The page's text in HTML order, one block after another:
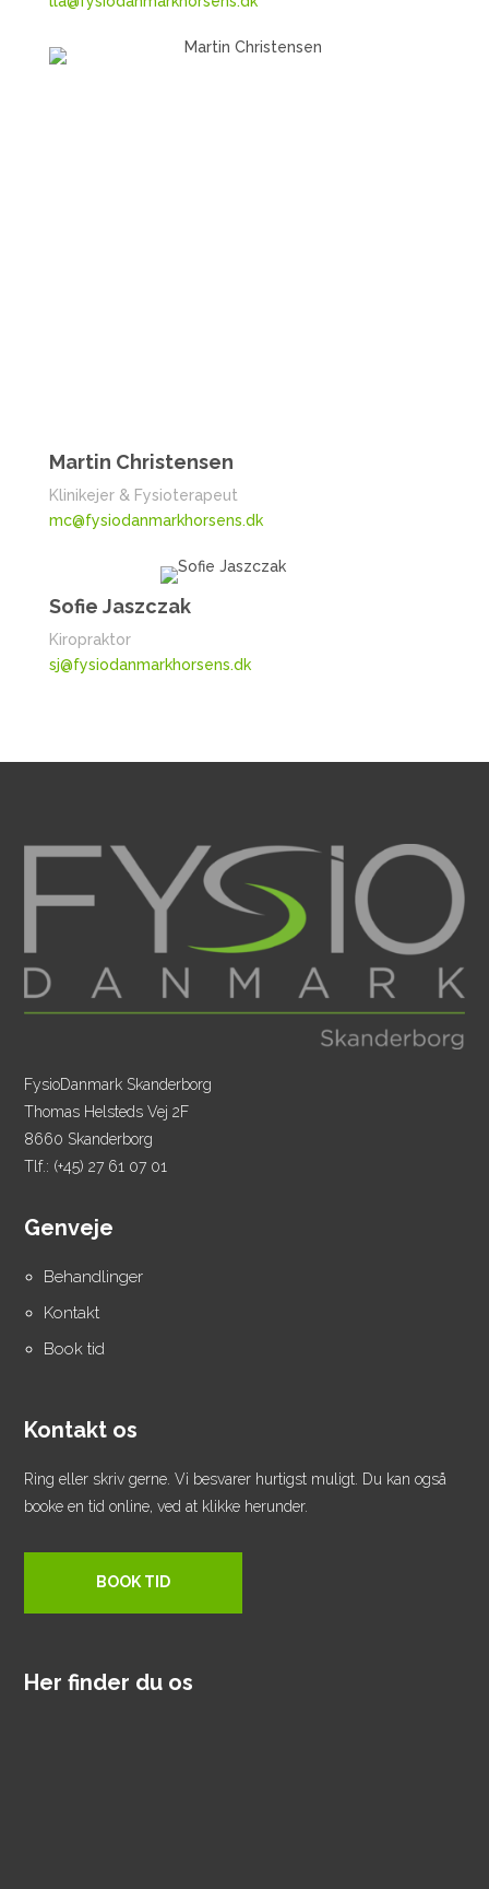
Martin Christensen
Klinikejer & Fysioterapeut
mc@fysiodanmarkhorsens.dk
Sofie Jaszczak
Kiropraktor
sj@fysiodanmarkhorsens.dk
FysioDanmark Skanderborg
Thomas Helsteds Vej 2F
8660 Skanderborg
Tlf.: (+45) 27 61 07 01
Genveje
Behandlinger
Kontakt
Book tid
Kontakt os
Ring eller skriv gerne. Vi besvarer hurtigst muligt. Du kan også
booke en tid online, ved at klikke herunder.
BOOK TID
Her finder du os